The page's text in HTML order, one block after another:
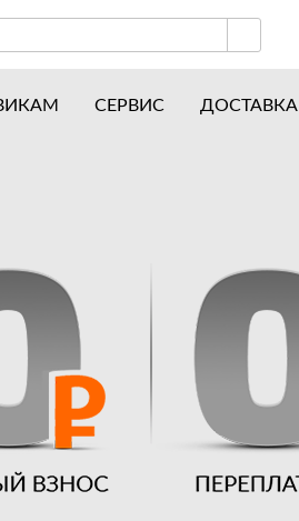
для мотоблоков
СЕРВИС ДОСТАВКА
Новости
Отзывы
Вакансии
Гарантия лучшей цены